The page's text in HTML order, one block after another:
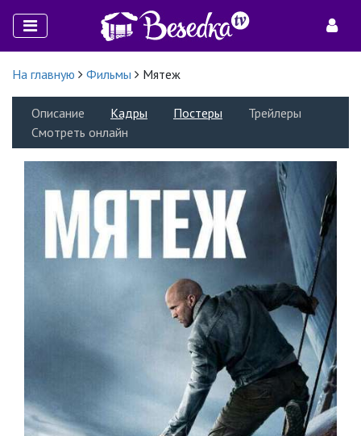
На главную Фильмы Мятеж
Описание Кадры Постеры
Трейлеры
Смотреть онлайн